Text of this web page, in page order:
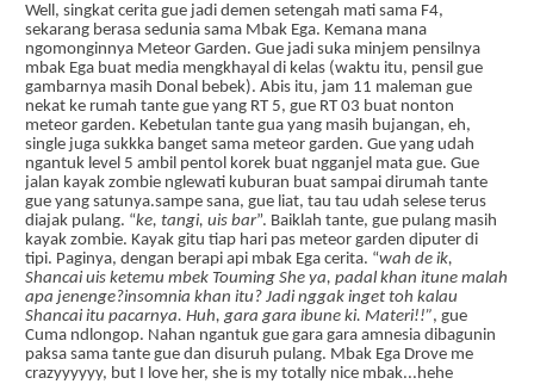
Well, singkat cerita gue jadi demen setengah mati sama F4,
sekarang berasa sedunia sama Mbak Ega. Kemana mana
ngomonginnya Meteor Garden. Gue jadi suka minjem pensilnya
mbak Ega buat media mengkhayal di kelas (waktu itu, pensil gue
gambarnya masih Donal bebek). Abis itu, jam 11 maleman gue
nekat ke rumah tante gue yang RT 5, gue RT 03 buat nonton
meteor garden. Kebetulan tante gua yang masih bujangan, eh,
single juga sukkka banget sama meteor garden. Gue yang udah
ngantuk level 5 ambil pentol korek buat ngganjel mata gue. Gue
jalan kayak zombie nglewati kuburan buat sampai dirumah tante
gue yang satunya.sampe sana, gue liat, tau tau udah selese terus
diajak pulang. “ke, tangi, uis bar”. Baiklah tante, gue pulang masih
kayak zombie. Kayak gitu tiap hari pas meteor garden diputer di
tipi. Paginya, dengan berapi api mbak Ega cerita. “wah de ik,
Shancai uis ketemu mbek Touming She ya, padal khan itune malah
apa jenenge?insomnia khan itu? Jadi nggak inget toh kalau
Shancai itu pacarnya. Huh, gara gara ibune ki. Materi!!”, gue
Cuma ndlongop. Nahan ngantuk gue gara gara amnesia dibagunin
paksa sama tante gue dan disuruh pulang. Mbak Ega Drove me
crazyyyyyy, but I love her, she is my totally nice mbak...hehe